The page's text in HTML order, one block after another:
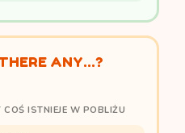
ANY...?
ISTNIEJE W POBLIŻU